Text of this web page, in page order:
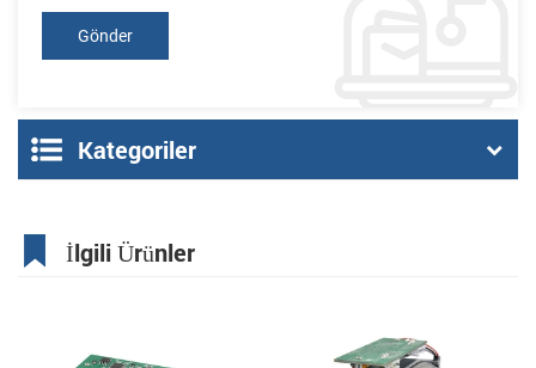
Kategoriler
İlgili Ürünler